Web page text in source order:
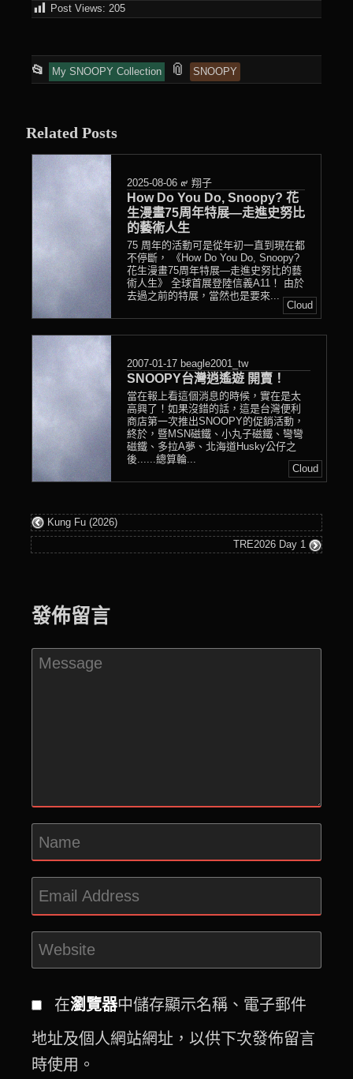
Post Views: 205
📂 This
entry
posted
in
My SNOOPY Collection 📎 and
SNOOPY
Related Posts
2025-08-06 ๙ 翔子
How Do You Do, Snoopy? 花
生漫畫75周年特展—走進史努比
的藝術人生
75 周年的活動可是從年初一直到現在都
不停斷， 《How Do You Do, Snoopy?
花生漫畫75周年特展—走進史努比的藝
術人生》 全球首展登陸信義A11！ 由於
去過之前的特展，當然也是要來...
Cloud
2007-01-17 beagle2001_tw
SNOOPY台灣逍遙遊 開賣！
當在報上看這個消息的時候，實在是太
高興了！如果沒錯的話，這是台灣便利
商店第一次推出SNOOPY的促銷活動，
終於，暨MSN磁鐵、小丸子磁鐵、彎彎
磁鐵、多拉A夢、北海道Husky公仔之
後......總算輪...
Cloud
Kung Fu (2026)
TRE2026 Day 1
發佈留言
在瀏覽器中儲存顯示名稱、電子郵件
地址及個人網站網址，以供下次發佈留言
時使用。